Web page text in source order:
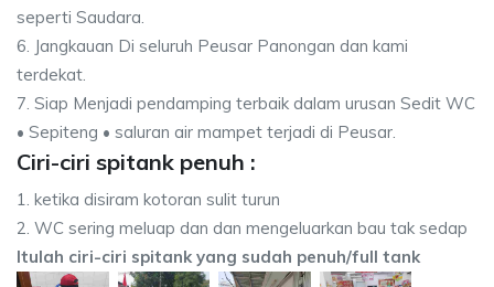
seperti Saudara.
6. Jangkauan Di seluruh Peusar Panongan dan kami
terdekat.
7. Siap Menjadi pendamping terbaik dalam urusan Sedit WC
• Sepiteng • saluran air mampet terjadi di Peusar.
Ciri-ciri spitank penuh :
1. ketika disiram kotoran sulit turun
2. WC sering meluap dan dan mengeluarkan bau tak sedap
Itulah ciri-ciri spitank yang sudah penuh/full tank